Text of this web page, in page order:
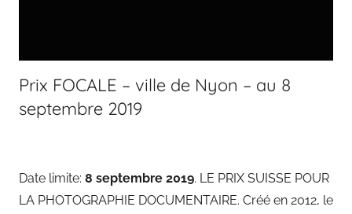
Prix FOCALE – ville de Nyon – au 8
septembre 2019
Date limite: 8 septembre 2019. LE PRIX SUISSE POUR
LA PHOTOGRAPHIE DOCUMENTAIRE. Créé en 2012, le